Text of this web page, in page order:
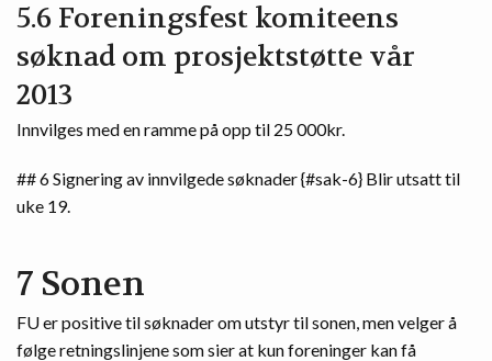
5.6 Foreningsfest komiteens
søknad om prosjektstøtte vår
2013
Innvilges med en ramme på opp til 25 000kr.
## 6 Signering av innvilgede søknader {#sak-6} Blir utsatt til
uke 19.
7 Sonen
FU er positive til søknader om utstyr til sonen, men velger å
følge retningslinjene som sier at kun foreninger kan få